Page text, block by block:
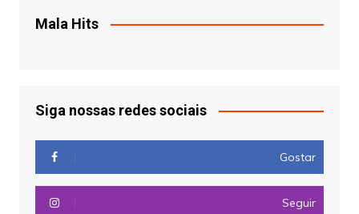
Mala Hits
Siga nossas redes sociais
Gostar
Seguir